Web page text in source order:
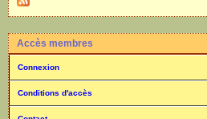
Accès membres
Connexion
Conditions d'accès